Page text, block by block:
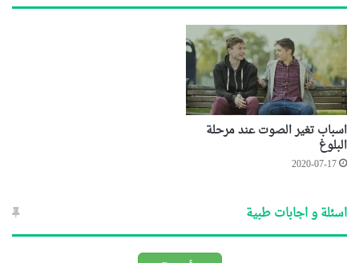
اسباب تغير الصوت عند مرحلة
البلوغ
2020-07-17
اسئلة و اجابات طبية